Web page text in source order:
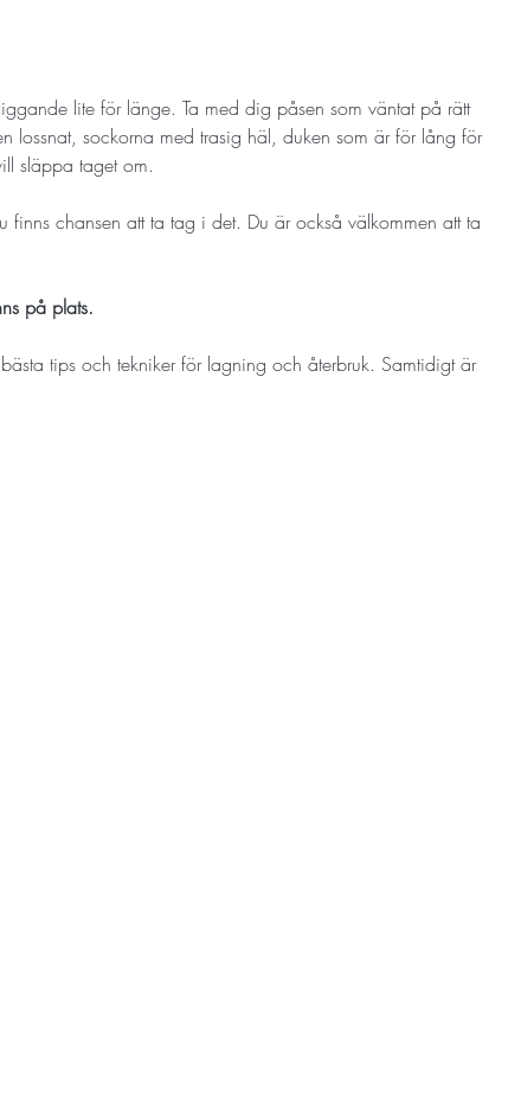
lite för länge. Ta med dig påsen som väntat på rätt
lossnat, sockorna med trasig häl, duken som är för lång för
släppa taget om.
finns chansen att ta tag i det. Du är också välkommen att ta
på plats.
tips och tekniker för lagning och återbruk. Samtidigt är